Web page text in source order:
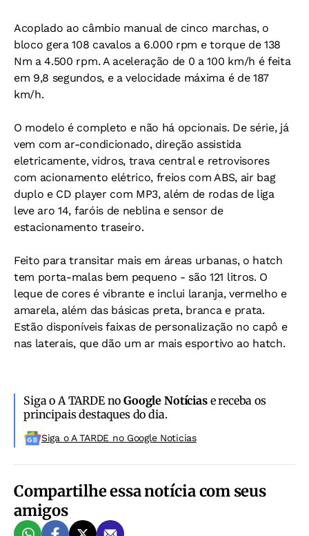
Acoplado ao câmbio manual de cinco marchas, o
bloco gera 108 cavalos a 6.000 rpm e torque de 138
Nm a 4.500 rpm. A aceleração de 0 a 100 km/h é feita
em 9,8 segundos, e a velocidade máxima é de 187
km/h.
O modelo é completo e não há opcionais. De série, já
vem com ar-condicionado, direção assistida
eletricamente, vidros, trava central e retrovisores
com acionamento elétrico, freios com ABS, air bag
duplo e CD player com MP3, além de rodas de liga
leve aro 14, faróis de neblina e sensor de
estacionamento traseiro.
Feito para transitar mais em áreas urbanas, o hatch
tem porta-malas bem pequeno - são 121 litros. O
leque de cores é vibrante e inclui laranja, vermelho e
amarela, além das básicas preta, branca e prata.
Estão disponíveis faixas de personalização no capô e
nas laterais, que dão um ar mais esportivo ao hatch.
Siga o A TARDE noGoogle Notíciase receba os
principais destaques do dia.
Siga o A TARDE no Google Noticias
Compartilhe essa notícia com seus
amigos